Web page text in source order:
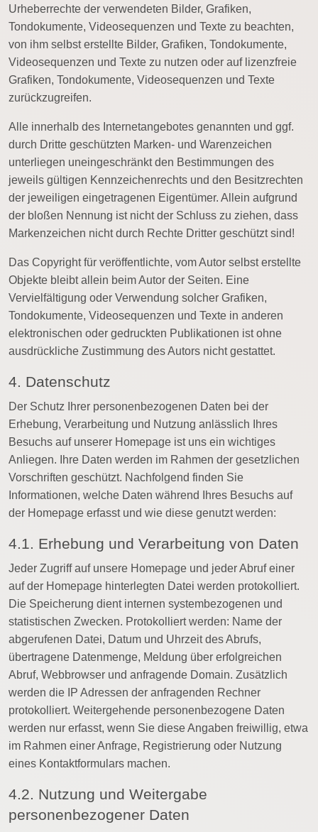
Urheberrechte der verwendeten Bilder, Grafiken,
Tondokumente, Videosequenzen und Texte zu beachten,
von ihm selbst erstellte Bilder, Grafiken, Tondokumente,
Videosequenzen und Texte zu nutzen oder auf lizenzfreie
Grafiken, Tondokumente, Videosequenzen und Texte
zurückzugreifen.
Alle innerhalb des Internetangebotes genannten und ggf.
durch Dritte geschützten Marken- und Warenzeichen
unterliegen uneingeschränkt den Bestimmungen des
jeweils gültigen Kennzeichenrechts und den Besitzrechten
der jeweiligen eingetragenen Eigentümer. Allein aufgrund
der bloßen Nennung ist nicht der Schluss zu ziehen, dass
Markenzeichen nicht durch Rechte Dritter geschützt sind!
Das Copyright für veröffentlichte, vom Autor selbst erstellte
Objekte bleibt allein beim Autor der Seiten. Eine
Vervielfältigung oder Verwendung solcher Grafiken,
Tondokumente, Videosequenzen und Texte in anderen
elektronischen oder gedruckten Publikationen ist ohne
ausdrückliche Zustimmung des Autors nicht gestattet.
4. Datenschutz
Der Schutz Ihrer personenbezogenen Daten bei der
Erhebung, Verarbeitung und Nutzung anlässlich Ihres
Besuchs auf unserer Homepage ist uns ein wichtiges
Anliegen. Ihre Daten werden im Rahmen der gesetzlichen
Vorschriften geschützt. Nachfolgend finden Sie
Informationen, welche Daten während Ihres Besuchs auf
der Homepage erfasst und wie diese genutzt werden:
4.1. Erhebung und Verarbeitung von Daten
Jeder Zugriff auf unsere Homepage und jeder Abruf einer
auf der Homepage hinterlegten Datei werden protokolliert.
Die Speicherung dient internen systembezogenen und
statistischen Zwecken. Protokolliert werden: Name der
abgerufenen Datei, Datum und Uhrzeit des Abrufs,
übertragene Datenmenge, Meldung über erfolgreichen
Abruf, Webbrowser und anfragende Domain. Zusätzlich
werden die IP Adressen der anfragenden Rechner
protokolliert. Weitergehende personenbezogene Daten
werden nur erfasst, wenn Sie diese Angaben freiwillig, etwa
im Rahmen einer Anfrage, Registrierung oder Nutzung
eines Kontaktformulars machen.
4.2. Nutzung und Weitergabe
personenbezogener Daten